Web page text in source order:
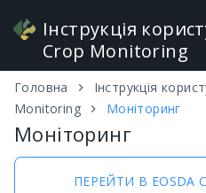
Інструкція
Crop Monitoring
Інструменти для
Задачами
Робота з Картою
Головна
Інструкція
Monitoring
Моніторинг
Моніторинг
ПЕРЕЙТИ В EOSDA